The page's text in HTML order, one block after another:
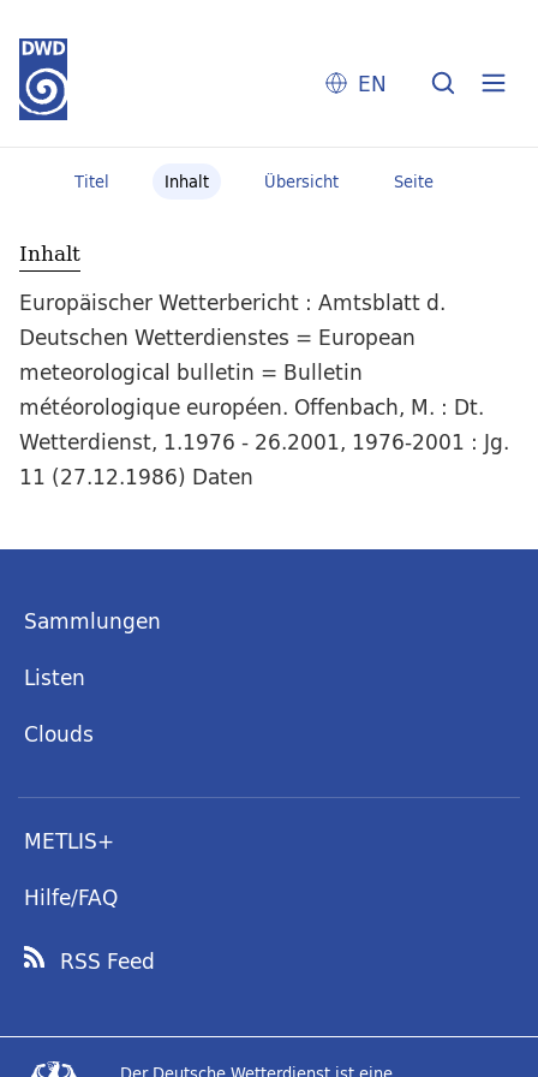
EN
Titel Inhalt Übersicht Seite
Inhalt
Europäischer Wetterbericht : Amtsblatt d.
Deutschen Wetterdienstes = European
meteorological bulletin = Bulletin
météorologique européen. Offenbach, M. : Dt.
Wetterdienst, 1.1976 - 26.2001, 1976-2001 : Jg.
11 (27.12.1986) Daten
Sammlungen
Listen
Clouds
METLIS+
Hilfe/FAQ
RSS Feed